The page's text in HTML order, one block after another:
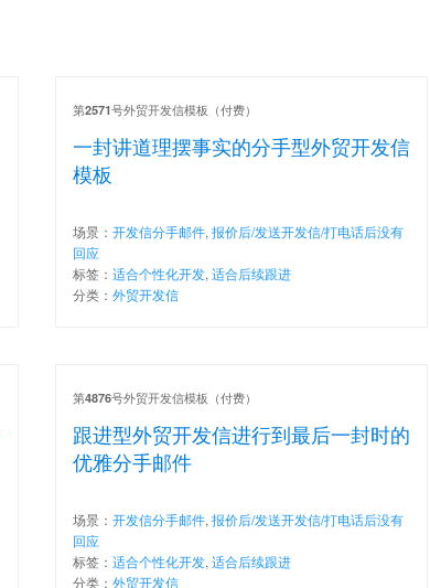
一封讲道理摆事实的分手型外贸开发信
模板
第2571号外贸开发信模板（付费）
场景： 开发信分手邮件, 报价后/发送开发信/打电话后没有
回应
标签： 适合个性化开发, 适合后续跟进
分类： 外贸开发信
跟进型外贸开发信进行到最后一封时的
优雅分手邮件
第4876号外贸开发信模板（付费）
场景： 开发信分手邮件, 报价后/发送开发信/打电话后没有
回应
标签： 适合个性化开发, 适合后续跟进
分类： 外贸开发信